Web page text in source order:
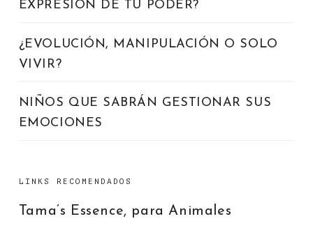
EXPRESIÓN DE TU PODER?
¿EVOLUCIÓN, MANIPULACIÓN O SOLO
VIVIR?
NIÑOS QUE SABRÁN GESTIONAR SUS
EMOCIONES
LINKS RECOMENDADOS
Tama’s Essence, para Animales